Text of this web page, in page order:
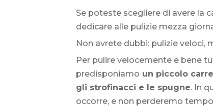
Se poteste scegliere di avere la
dedicare alle pulizie mezza
Non avrete dubbi: pulizie veloci,
Per pulire velocemente e bene
predisponiamo un piccolo
gli strofinacci e le spugne. In
occorre, e non perderemo